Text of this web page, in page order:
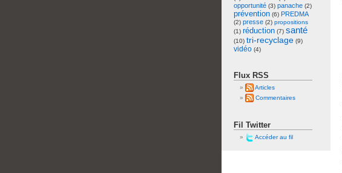
opportunité (3) panache (2)
prévention (6) PREDMA
(2) presse (2) propositions
(1) réduction (7) santé
(10) tri-recyclage (9)
vidéo (4)
Flux RSS
Articles
Commentaires
Fil Twitter
Accéder au fil